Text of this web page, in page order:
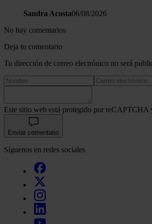
Sandra Acosta06/08/2026
No hay comentarios
Deja tu comentario
Tu dirección de correo electrónico no será
Este sitio web está protegido por reCAPTCHA
Enviar comentario
Síguenos en redes sociales